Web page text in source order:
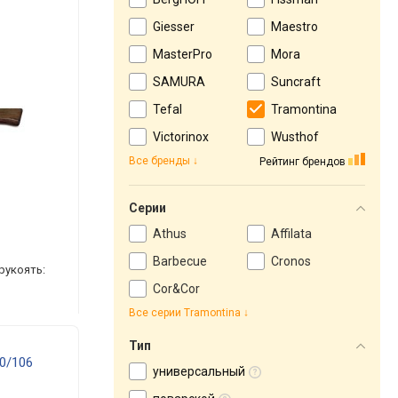
106
Giesser
Maestro
MasterPro
Mora
SAMURA
Suncraft
Tefal
Tramontina
Victorinox
Wusthof
Рейтинг брендов
Все бренды
Серии
Athus
Affilata
Barbecue
Cronos
Cor&Cor
Все серии Tramontina
Тип
универсальный